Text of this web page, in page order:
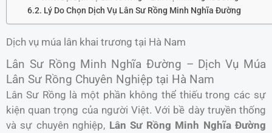
Lý Do Chọn Dịch Vụ Lân Sư Rồng Minh Nghĩa Đường
Dịch vụ múa lân khai trương tại Hà Nam
Lân Sư Rồng Minh Nghĩa Đường – Dịch Vụ Múa
Lân Sư Rồng Chuyên Nghiệp tại Hà Nam
Lân Sư Rồng là một phần không thể thiếu trong các sự
kiện quan trọng của người Việt. Với bề dày truyền thống
và sự chuyên nghiệp, Lân Sư Rồng Minh Nghĩa Đường